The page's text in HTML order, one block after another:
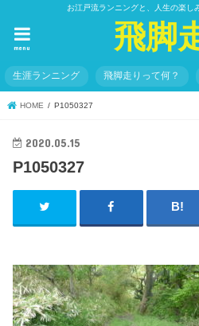
お江戸流ランニングと、人生の楽し
飛脚
menu
生涯ランニング 飛脚走りって何？
HOME P1050327
2020.05.15
P1050327